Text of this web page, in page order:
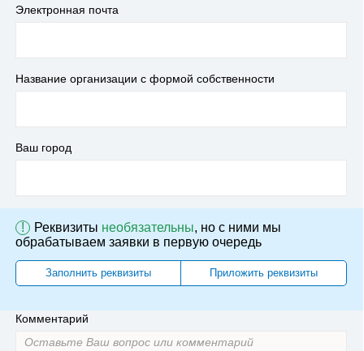
Электронная почта
Название организации с формой собственности
Ваш город
! Реквизиты необязательны, но с ними мы
обрабатываем заявки в первую очередь
Заполнить реквизиты Приложить реквизиты
Комментарий